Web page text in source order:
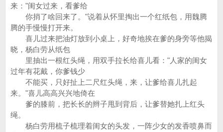
来："闺女过来，看爹给
你捎了啥回来了。"说着从怀里掏出一个红纸包，用魏腾
腾的手慢慢打开来。
喜儿过来把油灯放到小桌上，好奇地挨在爹的身旁等他揭
晓，杨白劳从纸包
里抽出一根红头绳，用双手拉长给喜儿看："人家的闺女
过年有花戴，你爹钱少
不能买，只好扯上二尺红头绳，来，让爹给喜儿扎起
来。"喜儿高高兴兴地倚在
爹的膝前，把长长的辫子甩到背后，让爹替她扎上红头
绳。
杨白劳用梳子梳理着闺女的头发，一阵少女的发香喷鼻而